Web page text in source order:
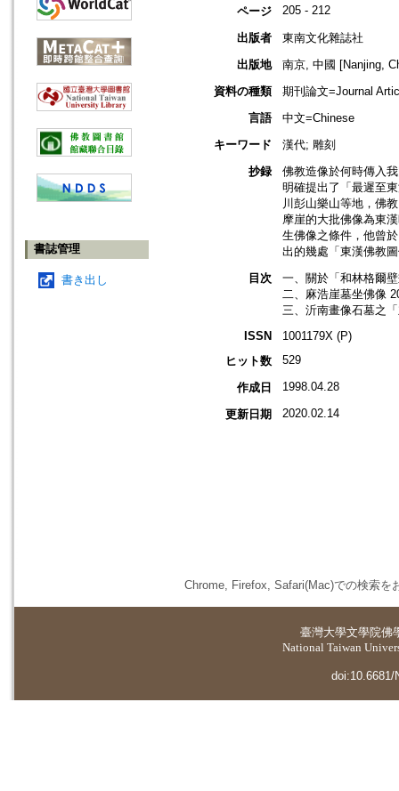
書誌管理
書き出し
ページ 205 - 212
出版者
東南文化雜誌社
出版地
南京, 中國 [Nanjing,
資料の種類
期刊論文=Journal
言語
中文=Chinese
キーワード
漢代; 雕刻
抄録
佛教造像於何時傳入
明確提出了「最遲至
川彭山樂山等地，佛
摩崖的大批佛像為東
生佛像之條件，他曾
出的幾處「東漢佛教
目次
一、關於「和林格爾
二、麻浩崖墓坐佛像
三、沂南畫像石墓之
ISSN
1001179X (P)
ヒット数
529
作成日 1998.04.28
更新日期 2020.02.14
Chrome, Firefox, Safari(Mac)での検索を
臺灣大學文學院佛
National Taiwan
doi:10.6681/